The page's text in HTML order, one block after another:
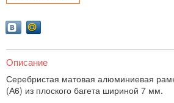
Описание
Серебристая матовая алюминиевая
(А6) из плоского багета шириной 7 мм.